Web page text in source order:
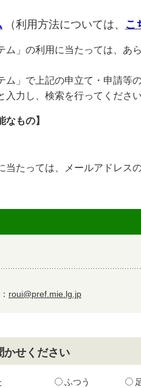
（利用方法については、 こ
」の利用に当たっては、あ
」で上記の申立て・申請等
力し、検索を行ってください
なもの】
たっては、メールアドレスの
roui@pref.mie.lg.jp
かせください
ふつう